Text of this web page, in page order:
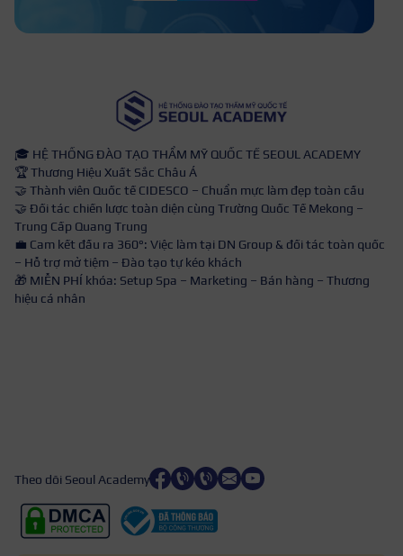
🎓 HỆ THỐNG ĐÀO TẠO THẨM MỸ QUỐC TẾ SEOUL ACADEMY
🏆 Thương Hiệu Xuất Sắc Châu Á
🤝 Thành viên Quốc tế CIDESCO – Chuẩn mực làm đẹp toàn cầu
🤝 Đối tác chiến lược toàn diện cùng Trường Quốc Tế Mekong –
Trung Cấp Quang Trung
💼 Cam kết đầu ra 360°: Việc làm tại DN Group & đối tác toàn quốc
– Hỗ trợ mở tiệm – Đào tạo tự kéo khách
🎁 MIỄN PHÍ khóa: Setup Spa – Marketing – Bán hàng – Thương
hiệu cá nhân
Theo dõi Seoul Academy